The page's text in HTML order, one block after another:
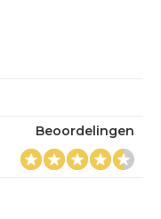
Beoordelingen